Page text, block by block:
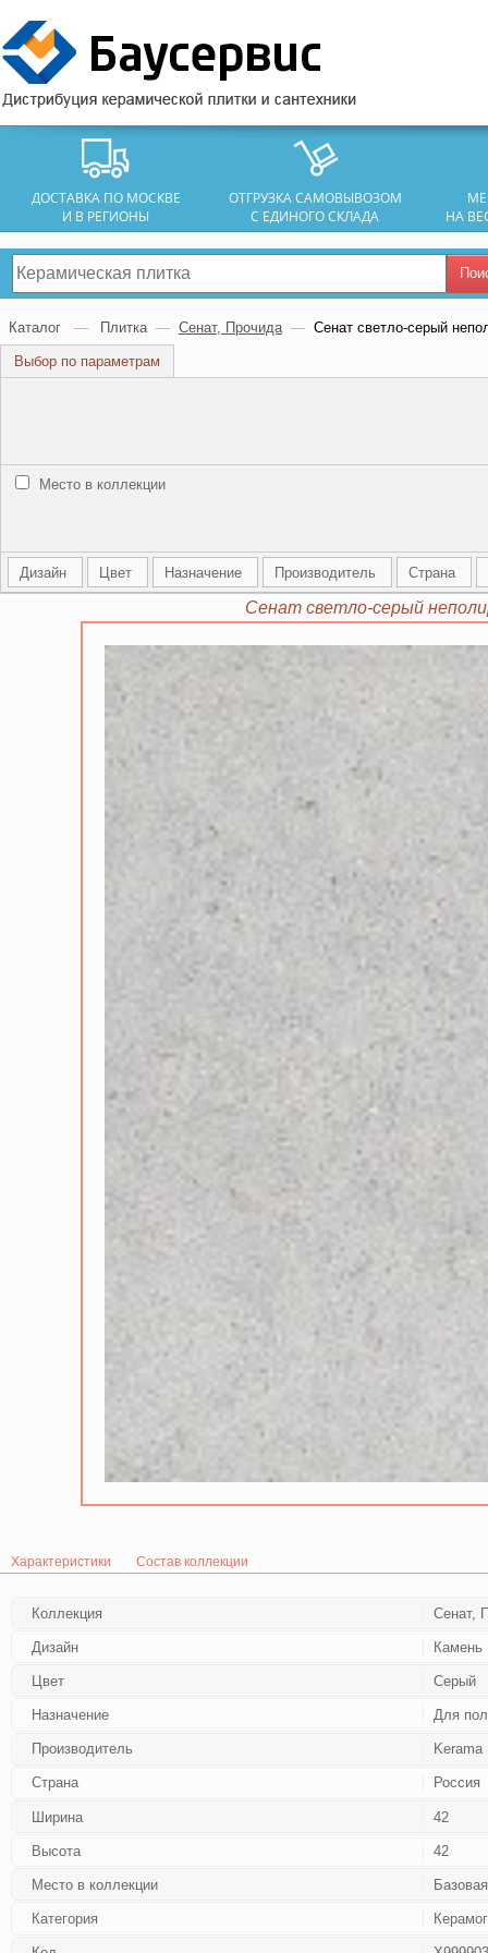
ДОСТАВКА ПО МОСКВЕ
И В РЕГИОНЫ
ОТГРУЗКА САМОВЫВОЗОМ
С ЕДИНОГО СКЛАДА
НА
Каталог — Плитка — Сенат, Прочида — Сенат светло-серый
Выбор по параметрам
Место в коллекции
Дизайн Цвет Назначение Производитель Страна
Сенат светло-серый
Характеристики Состав коллекции
Коллекция Сенат,
Дизайн Камень
Цвет Серый
Назначение Для
Производитель Kerama
Страна Россия
Ширина 42
Высота 42
Место в коллекции
Категория